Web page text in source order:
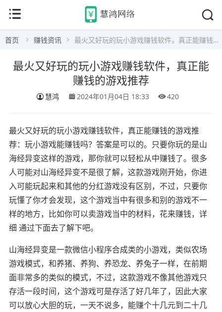
首页 赚钱资讯 最火又好玩的玩小游戏赚钱软件，真正能赚钱的游戏推荐
最火又好玩的玩小游戏赚钱软件，真正能
赚钱的游戏推荐
慧鸿 2024年01月04日 18:33 420
最火又好玩的玩小游戏赚钱软件，真正能赚钱的游戏推
荐：玩小游戏能赚钱吗？答案是可以的。只要你玩的是山
海经异变这样的游戏，那你就可以轻松从中赚钱了。很多
人可能对山海经异变不是很了解，这款游戏刚开始，你进
入可能玩起来和其他的分红游戏没有区别，不过，只要你
玩懂了你才会发现，这个游戏当中有很多和别的游戏不一
样的地方，比如你可以卖游戏当中的材料，花来赚钱，详
细 通过下面去了解下吧。
山海经异变是一款微信小程序合成类的小游戏，类似农场
游戏模式，和养猪、养狗、养恐龙、养兔子一样，在前期
面非常多的类似的模式，不过，这款游戏不像其他游戏只
存活一段时间，这个游戏可是存活了好几年了，因此大家
可以放心大胆的玩，一天不说多，能赚个十几元到二十几